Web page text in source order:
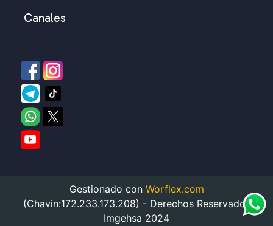
Canales
Gestionado con Worflex.com
(Chavin:172.233.173.208) - Derechos Reservados
Imgehsa 2024